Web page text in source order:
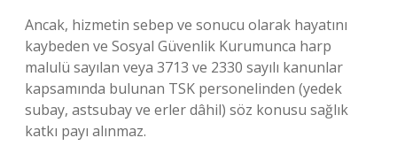
Ancak, hizmetin sebep ve sonucu olarak hayatını
kaybeden ve Sosyal Güvenlik Kurumunca harp
malulü sayılan veya 3713 ve 2330 sayılı kanunlar
kapsamında bulunan TSK personelinden (yedek
subay, astsubay ve erler dâhil) söz konusu sağlık
katkı payı alınmaz.